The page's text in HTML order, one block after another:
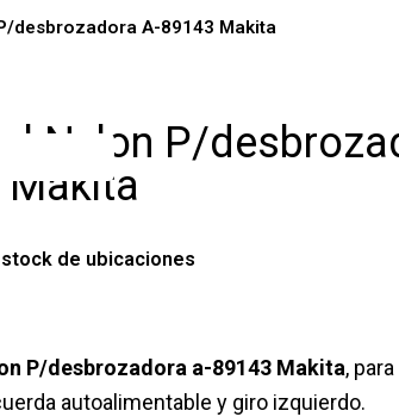
desbrozadora A-89143 Makita
Nylon P/
de ubicaciones
P/desbrozadora a-89143 Makita,
autoalimentable y giro izquierdo.